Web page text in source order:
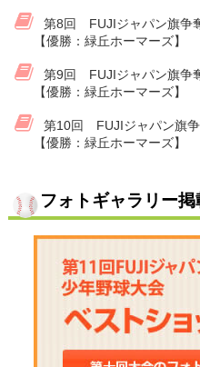
第8回 FUJIジャパン旗争
【優勝：緑丘ホーマーズ】
第9回 FUJIジャパン旗争
【優勝：緑丘ホーマーズ】
第10回 FUJIジャパン旗
【優勝：緑丘ホーマーズ】
フォトギャラリー